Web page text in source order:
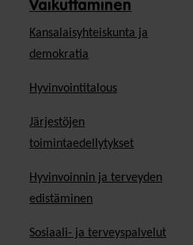
Vaikuttaminen
Kansalaisyhteiskunta ja
demokratia
Hyvinvointitalous
Järjestöjen
toimintaedellytykset
Hyvinvoinnin ja terveyden
edistäminen
Sosiaali- ja terveyspalvelut